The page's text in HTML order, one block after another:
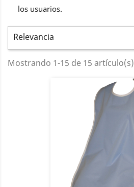
los usuarios.
Relevancia
Mostrando 1-15 de 15 artículo(s)